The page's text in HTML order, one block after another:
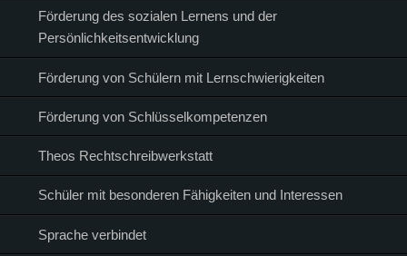
Förderung des sozialen Lernens und der
Persönlichkeitsentwicklung
Förderung von Schülern mit Lernschwierigkeiten
Förderung von Schlüsselkompetenzen
Theos Rechtschreibwerkstatt
Schüler mit besonderen Fähigkeiten und Interessen
Sprache verbindet